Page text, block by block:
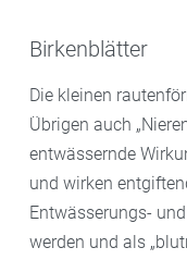
Birkenblätter
Die kleinen
Übrigen auch
entwässernde
und wirken
Entwässerungs-
werden und als